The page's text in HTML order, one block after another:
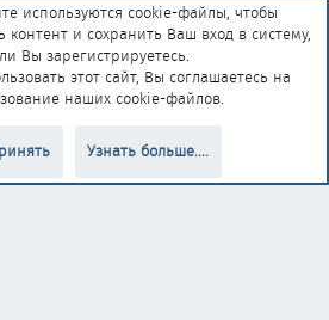
и правила
Помощь Главная
R
от Jumuro®
используются cookie-файлы, чтобы
контент и сохранить Ваш вход в систему,
Вы зарегистрируетесь.
этот сайт, Вы соглашаетесь на
наших cookie-файлов.
Узнать больше....